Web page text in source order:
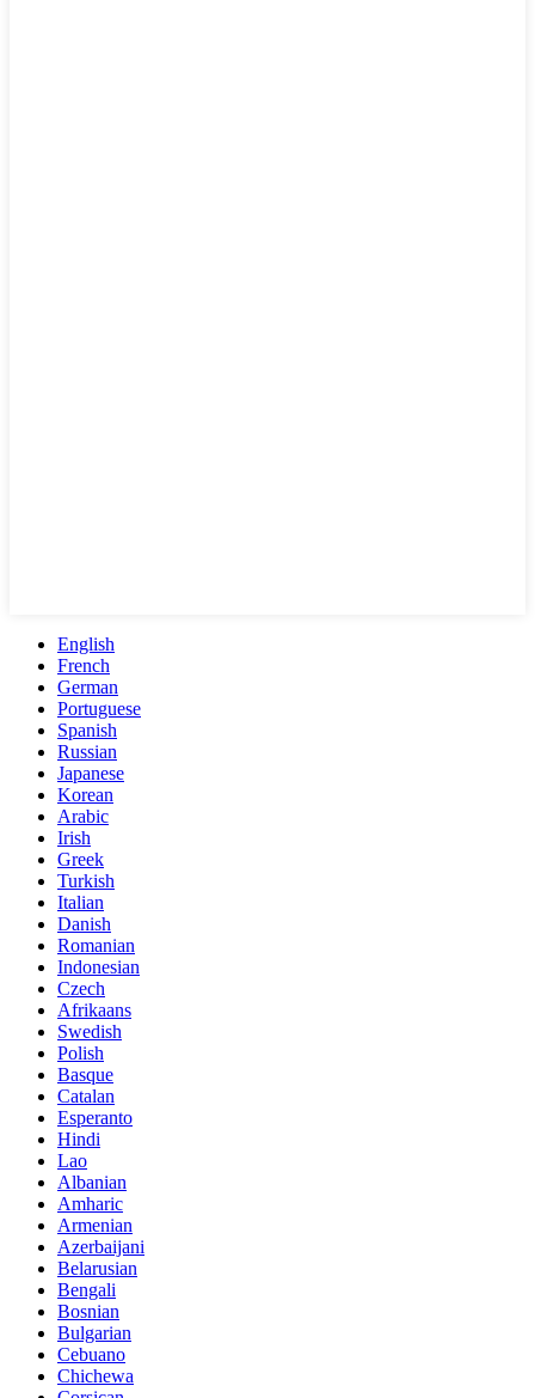
English
French
German
Portuguese
Spanish
Russian
Japanese
Korean
Arabic
Irish
Greek
Turkish
Italian
Danish
Romanian
Indonesian
Czech
Afrikaans
Swedish
Polish
Basque
Catalan
Esperanto
Hindi
Lao
Albanian
Amharic
Armenian
Azerbaijani
Belarusian
Bengali
Bosnian
Bulgarian
Cebuano
Chichewa